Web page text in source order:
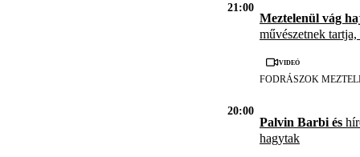
21:00
Meztelenül vág
művészetnek
Videó
FODRÁSZOK
20:00
Palvin Barbi és
hagytak